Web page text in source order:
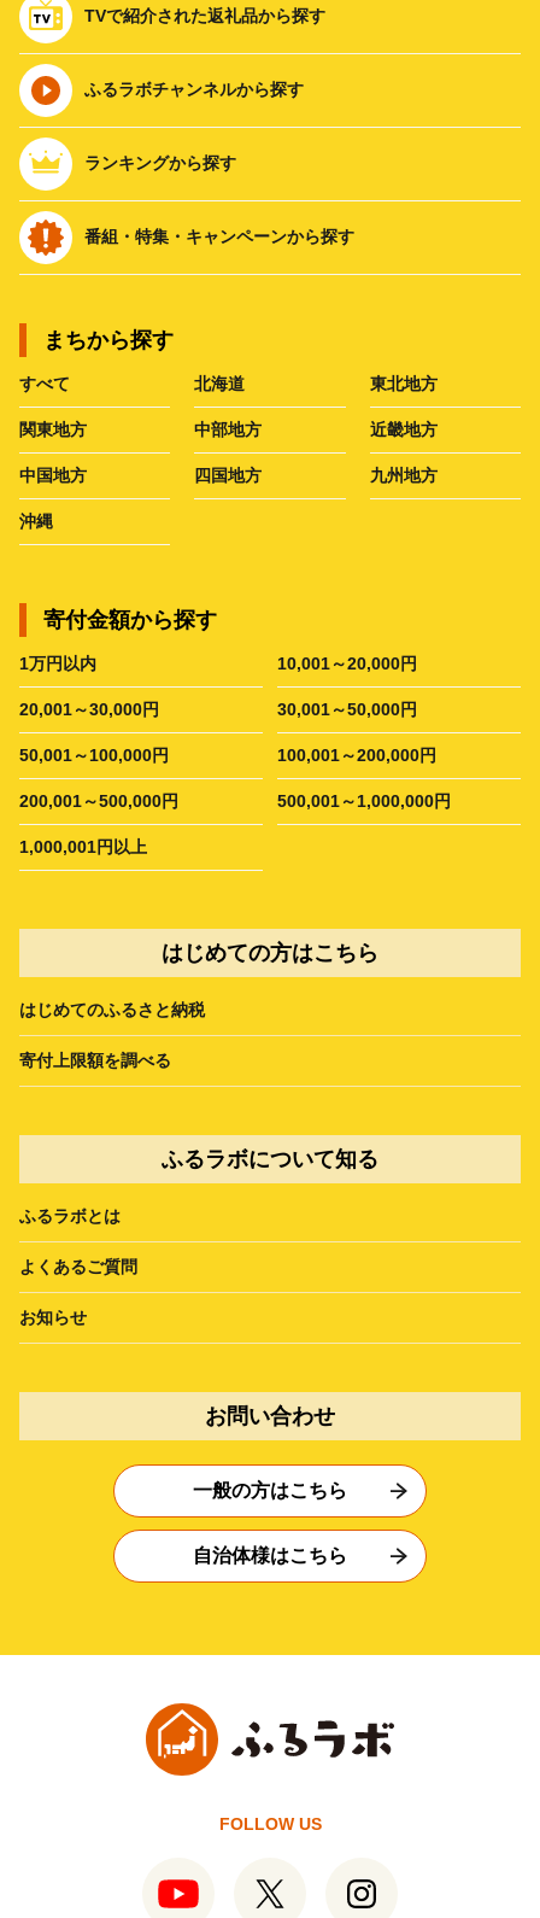
TVで紹介された返礼品から探す
ふるラボチャンネルから探す
ランキングから探す
番組・特集・キャンペーンから探す
まちから探す
すべて 北海道 東北地方
関東地方 中部地方 近畿地方
中国地方 四国地方 九州地方
沖縄
寄付金額から探す
1万円以内 10,001～20,000円
20,001～30,000円 30,001～50,000円
50,001～100,000円 100,001～200,000円
200,001～500,000円 500,001～1,000,000円
1,000,001円以上
はじめての方はこちら
はじめてのふるさと納税
寄付上限額を調べる
ふるラボについて知る
ふるラボとは
よくあるご質問
お知らせ
お問い合わせ
一般の方はこちら
自治体様はこちら
FOLLOW US